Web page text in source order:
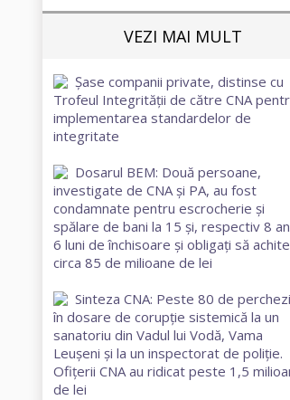
VEZI MAI MULT
Șase companii private, distinse cu
Trofeul Integrității de către CNA
implementarea standardelor de
integritate
Dosarul BEM: Două persoane,
investigate de CNA și PA, au fost
condamnate pentru escrocherie și
spălare de bani la 15 și, respectiv 8
6 luni de închisoare și obligați să achite
circa 85 de milioane de lei
Sinteza CNA: Peste 80 de
în dosare de corupție sistemică la un
sanatoriu din Vadul lui Vodă, Vama
Leușeni și la un inspectorat de poliție.
Ofițerii CNA au ridicat peste 1,5
de lei